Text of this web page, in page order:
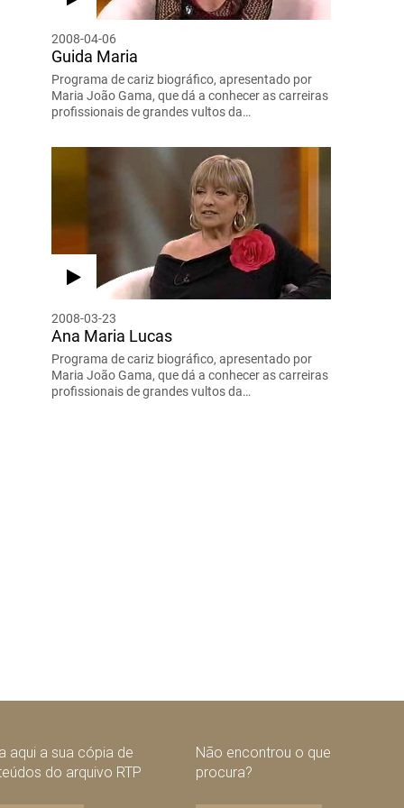
2008-04-06
Guida Maria
Programa de cariz biográfico, apresentado por
Maria João Gama, que dá a conhecer as carreiras
profissionais de grandes vultos da…
2008-03-23
Ana Maria Lucas
Programa de cariz biográfico, apresentado por
Maria João Gama, que dá a conhecer as carreiras
profissionais de grandes vultos da…
aqui a sua cópia de
do arquivo RTP
Não encontrou o que
procura?